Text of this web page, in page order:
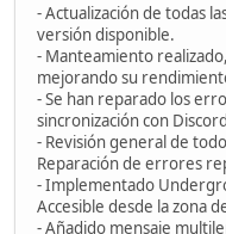
- Actualización de todas
versión disponible.
- Manteamiento
mejorando su
- Se han reparado los
sincronización con
- Revisión general de
Reparación de errores
- Implementado
Accesible desde la zona
- Añadido mensaje